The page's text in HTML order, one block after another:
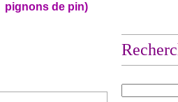
pignons de pin)